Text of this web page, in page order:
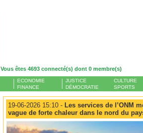
Vous êtes 4693 connecté(s) dont 0 membre(s)
ECONOMIE
FINANCE
JUSTICE
DÉMOCRATIE
CULTURE
SPORTS
19-06-2026 15:10 - Les services de l’ONM
vague de forte chaleur dans le nord du